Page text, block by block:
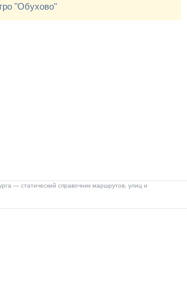
"Обухово"
— статический справочник маршрутов, улиц и